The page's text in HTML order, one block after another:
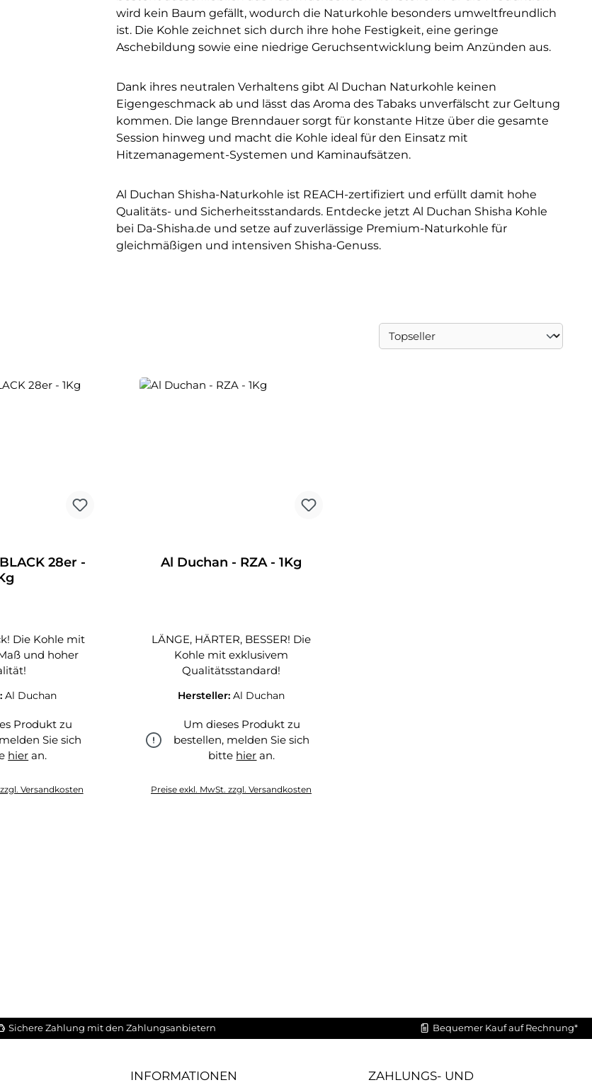
wird kein Baum gefällt, wodurch die Naturkohle besonders umweltfreundlich
ist. Die Kohle zeichnet sich durch ihre hohe Festigkeit, eine geringe
Aschebildung sowie eine niedrige Geruchsentwicklung beim Anzünden aus.
Dank ihres neutralen Verhaltens gibt Al Duchan Naturkohle keinen
Eigengeschmack ab und lässt das Aroma des Tabaks unverfälscht zur Geltung
kommen. Die lange Brenndauer sorgt für konstante Hitze über die gesamte
Session hinweg und macht die Kohle ideal für den Einsatz mit
Hitzemanagement-Systemen und Kaminaufsätzen.
Al Duchan Shisha-Naturkohle ist REACH-zertifiziert und erfüllt damit hohe
Qualitäts- und Sicherheitsstandards. Entdecke jetzt Al Duchan Shisha Kohle
bei Da-Shisha.de und setze auf zuverlässige Premium-Naturkohle für
gleichmäßigen und intensiven Shisha-Genuss.
28er -
Die Kohle mit
und hoher
Al Duchan
Produkt zu
Sie sich
hier an.
Versandkosten
Al Duchan - RZA - 1Kg
LÄNGE, HÄRTER, BESSER! Die
Kohle mit exklusivem
Qualitätsstandard!
Hersteller: Al Duchan
Um dieses Produkt zu
bestellen, melden Sie sich
bitte hier an.
Preise exkl. MwSt. zzgl. Versandkosten
Sichere Zahlung mit den Zahlungsanbietern Bequemer Kauf auf Rechnung*
INFORMATIONEN
ZAHLUNGS- UND